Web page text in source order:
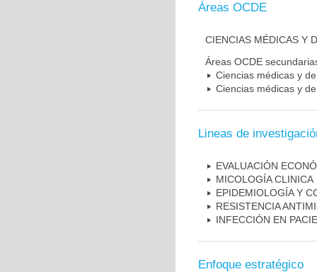
Áreas OCDE
CIENCIAS MÉDICAS Y
Áreas OCDE
Ciencias médicas y
Ciencias médicas y
Lineas de
EVALUACIÓN
MICOLOGÍA CLINICA
EPIDEMIOLOGÍA Y
RESISTENCIA
INFECCIÓN EN
Enfoque estratégico